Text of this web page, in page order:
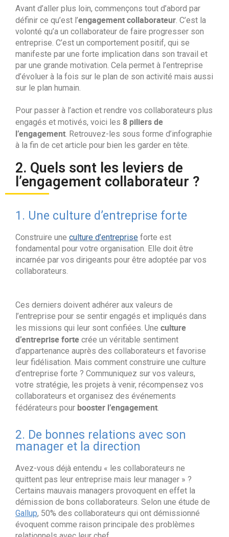
Avant d’aller plus loin, commençons tout d’abord par
définir ce qu’est l’engagement collaborateur. C’est la
volonté qu’a un collaborateur de faire progresser son
entreprise. C’est un comportement positif, qui se
manifeste par une forte implication dans son travail et
par une grande motivation. Cela permet à l’entreprise
d’évoluer à la fois sur le plan de son activité mais aussi
sur le plan humain.
Pour passer à l’action et rendre vos collaborateurs plus
engagés et motivés, voici les 8 piliers de
l’engagement. Retrouvez-les sous forme d’infographie
à la fin de cet article pour bien les garder en tête.
2. Quels sont les leviers de
l’engagement collaborateur ?
1. Une culture d’entreprise forte
Construire une culture d’entreprise forte est
fondamental pour votre organisation. Elle doit être
incarnée par vos dirigeants pour être adoptée par vos
collaborateurs.
Ces derniers doivent adhérer aux valeurs de
l’entreprise pour se sentir engagés et impliqués dans
les missions qui leur sont confiées. Une culture
d’entreprise forte crée un véritable sentiment
d’appartenance auprès des collaborateurs et favorise
leur fidélisation. Mais comment construire une culture
d’entreprise forte ? Communiquez sur vos valeurs,
votre stratégie, les projets à venir, récompensez vos
collaborateurs et organisez des événements
fédérateurs pour booster l’engagement.
2. De bonnes relations avec son
manager et la direction
Avez-vous déjà entendu « les collaborateurs ne
quittent pas leur entreprise mais leur manager » ?
Certains mauvais managers provoquent en effet la
démission de bons collaborateurs. Selon une étude de
Gallup, 50% des collaborateurs qui ont démissionné
évoquent comme raison principale des problèmes